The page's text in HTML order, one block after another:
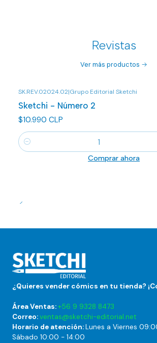
Revistas
Ver más productos
SK.REV.02024.02|Grupo Editorial Sketchi
Sketchi - Número 2
$10.990 CLP
Cantidad
Comprar ahora
¿Quieres vender cómics en tu tienda?
Área Ventas:+56 9 9328 8473
Correo:ventas@sketchi-editorial.net
Horario de atención:Lunes a Viernes
Sábado 10:00 - 14:00